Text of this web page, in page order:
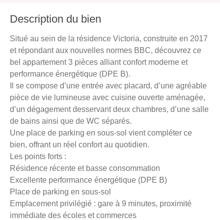
Description du bien
Situé au sein de la résidence Victoria, construite en 2017
et répondant aux nouvelles normes BBC, découvrez ce
bel appartement 3 pièces alliant confort moderne et
performance énergétique (DPE B).
Il se compose d’une entrée avec placard, d’une agréable
pièce de vie lumineuse avec cuisine ouverte aménagée,
d’un dégagement desservant deux chambres, d’une salle
de bains ainsi que de WC séparés.
Une place de parking en sous-sol vient compléter ce
bien, offrant un réel confort au quotidien.
Les points forts :
Résidence récente et basse consommation
Excellente performance énergétique (DPE B)
Place de parking en sous-sol
Emplacement privilégié : gare à 9 minutes, proximité
immédiate des écoles et commerces